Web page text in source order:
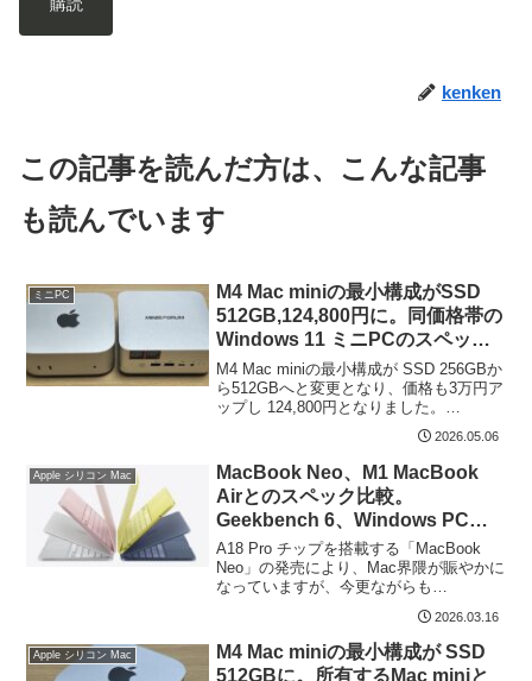
kenken
この記事を読んだ方は、こんな記事
も読んでいます
ミニPC
M4 Mac miniの最小構成がSSD
512GB,124,800円に。同価格帯の
Windows 11 ミニPCのスペッ
ク、R9 8945HS,RAM 32GB搭載
モデル他
M4 Mac miniの最小構成が SSD 256GBか
ら512GBへと変更となり、価格も3万円ア
ップし 124,800円となりました。
Windows 11 PCにおいても、メモリと
SSD価格の高騰のなか、旧世代のCPUを
搭載、あるいはメモ...
2026.05.06
Apple シリコン Mac
MacBook Neo、M1 MacBook
Airとのスペック比較。
Geekbench 6、Windows PCの
ベンチスコアとの簡易比較も掲載
A18 Pro チップを搭載する「MacBook
Neo」の発売により、Mac界隈が賑やかに
なっていますが、今更ながらも
「MacBook Neo」と「M1 MacBook
Air」のスペックを比較してみました 。
M1 MacBook Air...
2026.03.16
Apple シリコン Mac
M4 Mac miniの最小構成が SSD
512GBに。所有するMac miniと